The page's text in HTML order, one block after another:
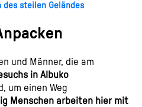
des steilen Geländes
und Männer, die am
in Albuko
um einen Weg
Menschen arbeiten hier mit